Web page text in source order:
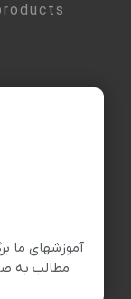
آموزشهای ما
مطالب به